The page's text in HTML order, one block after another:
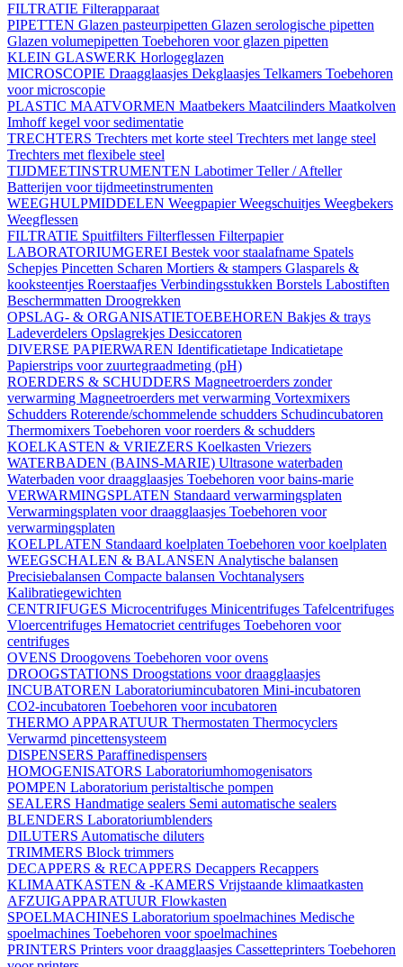
FILTRATIE Filterapparaat
PIPETTEN Glazen pasteurpipetten Glazen serologische pipetten
Glazen volumepipetten Toebehoren voor glazen pipetten
KLEIN GLASWERK Horlogeglazen
MICROSCOPIE Draagglaasjes Dekglaasjes Telkamers Toebehoren
voor microscopie
PLASTIC MAATVORMEN Maatbekers Maatcilinders Maatkolven
Imhoff kegel voor sedimentatie
TRECHTERS Trechters met korte steel Trechters met lange steel
Trechters met flexibele steel
TIJDMEETINSTRUMENTEN LabotimerTeller / Afteller
Batterijen voor tijdmeetinstrumenten
WEEGHULPMIDDELEN WeegpapierWeegschuitjes Weegbekers
Weegflessen
FILTRATIE Spuitfilters Filterflessen Filterpapier
LABORATORIUMGEREI Bestek voor staalafname Spatels
Schepjes Pincetten Scharen Mortiers & stampers Glasparels &
kooksteentjes Roerstaafjes Verbindingsstukken Borstels Labostiften
Beschermmatten Droogrekken
OPSLAG- & ORGANISATIETOEBEHOREN Bakjes & trays
Ladeverdelers Opslagrekjes Desiccatoren
DIVERSE PAPIERWAREN Identificatietape Indicatietape
Papierstrips voor zuurtegraadmeting (pH)
ROERDERS & SCHUDDERS Magneetroerders zonder
verwarming Magneetroerders met verwarming Vortexmixers
Schudders Roterende/schommelende schudders Schudincubatoren
Thermomixers Toebehoren voor roerders & schudders
KOELKASTEN & VRIEZERS Koelkasten Vriezers
WATERBADEN (BAINS-MARIE) Ultrasone waterbaden
Waterbaden voor draagglaasjes Toebehoren voor bains-marie
VERWARMINGSPLATEN Standaard verwarmingsplaten
Verwarmingsplaten voor draagglaasjes Toebehoren voor
verwarmingsplaten
KOELPLATEN Standaard koelplaten Toebehoren voor koelplaten
WEEGSCHALEN & BALANSEN Analytische balansen
Precisiebalansen Compacte balansen Vochtanalysers
Kalibratiegewichten
CENTRIFUGES Microcentrifuges Minicentrifuges Tafelcentrifuges
Vloercentrifuges Hematocriet centrifuges Toebehoren voor
centrifuges
OVENS Droogovens Toebehoren voor ovens
DROOGSTATIONS Droogstations voor draagglaasjes
INCUBATOREN Laboratoriumincubatoren Mini-incubatoren
CO2-incubatoren Toebehoren voor incubatoren
THERMO APPARATUUR Thermostaten Thermocyclers
Verwarmd pincettensysteem
DISPENSERS Paraffinedispensers
HOMOGENISATORS Laboratoriumhomogenisators
POMPEN Laboratorium peristaltische pompen
SEALERS Handmatige sealers Semi automatische sealers
BLENDERS Laboratoriumblenders
DILUTERS Automatische diluters
TRIMMERS Block trimmers
DECAPPERS & RECAPPERS Decappers Recappers
KLIMAATKASTEN & -KAMERS Vrijstaande klimaatkasten
AFZUIGAPPARATUUR Flowkasten
SPOELMACHINES Laboratorium spoelmachines Medische
spoelmachines Toebehoren voor spoelmachines
PRINTERS Printers voor draagglaasjes Cassetteprinters Toebehoren